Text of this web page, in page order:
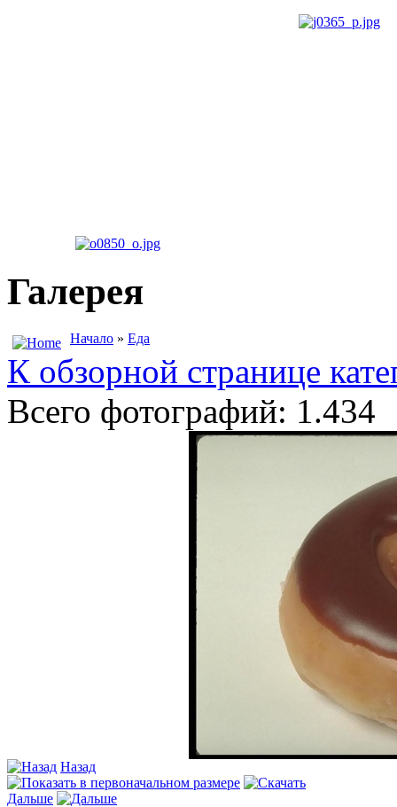
Галерея
Начало » Еда
К обзорной странице
Всего фотографий: 1.434
Назад
Дальше